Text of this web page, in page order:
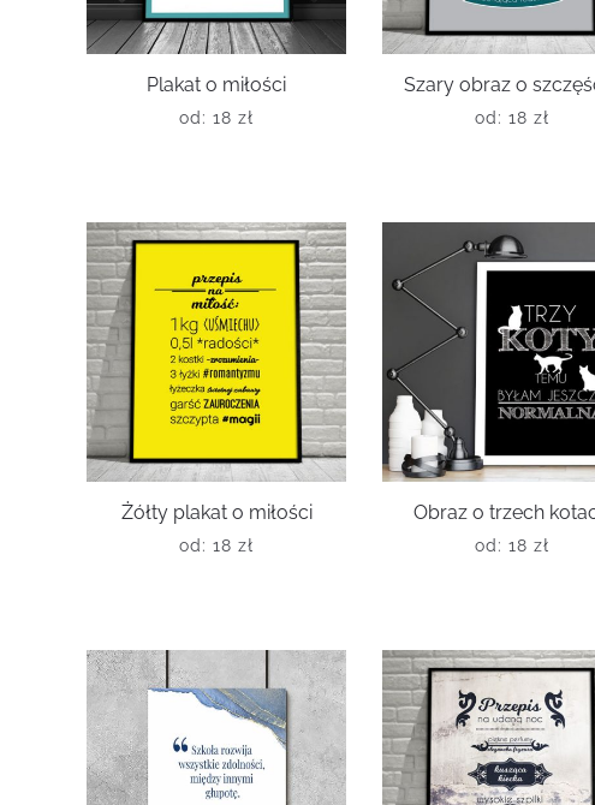
Plakat o miłości
od: 18 zł
Szary obraz o
od: 18 zł
Żółty plakat o miłości
od: 18 zł
Obraz o trzech
od: 18 zł